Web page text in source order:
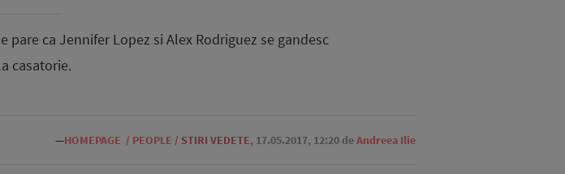
ca Jennifer Lopez si Alex Rodriguez se gandesc
casatorie.
—HOMEPAGE / PEOPLE / STIRI VEDETE, 17.05.2017, 12:20 deAndreea Ilie